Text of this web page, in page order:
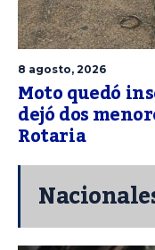
8 agosto, 2026
Moto quedó
dejó dos
Rotaria